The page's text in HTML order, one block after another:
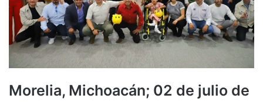
Morelia, Michoacán; 02 de julio de